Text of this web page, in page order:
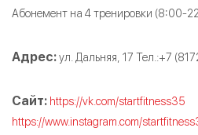
Абонемент на 4 тренировки (8:00-
Адрес:ул. Дальняя, 17 Тел.:+7
Сайт: https://vk.com/startfitness35
https://www.instagram.com/